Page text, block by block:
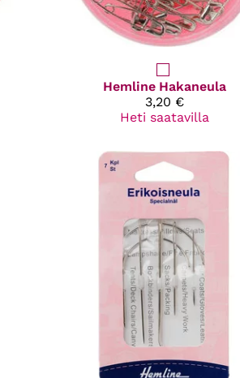
Hemline Hakaneula
3,20 €
Heti saatavilla